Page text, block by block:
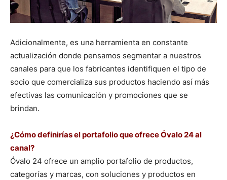
Adicionalmente, es una herramienta en constante
actualización donde pensamos segmentar a nuestros
canales para que los fabricantes identifiquen el tipo de
socio que comercializa sus productos haciendo así más
efectivas las comunicación y promociones que se
brindan.
¿Cómo definirías el portafolio que ofrece Óvalo 24 al
canal?
Óvalo 24 ofrece un amplio portafolio de productos,
categorías y marcas, con soluciones y productos en